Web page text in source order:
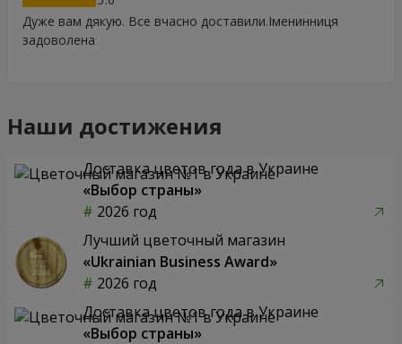
Дуже вам дякую. Все вчасно доставили.Іменинниця
задоволена
Наши достижения
Доставка цветов года в Украине
«Выбор страны»
2026 год
Лучший цветочный магазин
«Ukrainian Business Award»
2026 год
Доставка цветов года в Украине
«Выбор страны»